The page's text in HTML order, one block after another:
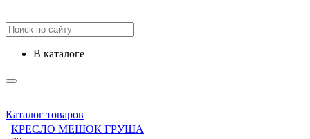
в каталоге
Каталог товаров
КРЕСЛО МЕШОК ГРУША